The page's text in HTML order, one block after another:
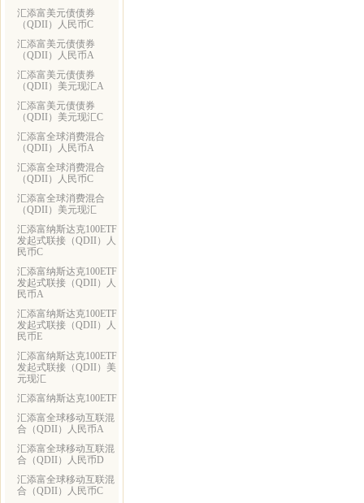
汇添富美元债债券
（QDII）人民币C
汇添富美元债债券
（QDII）人民币A
汇添富美元债债券
（QDII）美元现汇A
汇添富美元债债券
（QDII）美元现汇C
汇添富全球消费混合
（QDII）人民币A
汇添富全球消费混合
（QDII）人民币C
汇添富全球消费混合
（QDII）美元现汇
汇添富纳斯达克100ETF
发起式联接（QDII）人
民币C
汇添富纳斯达克100ETF
发起式联接（QDII）人
民币A
汇添富纳斯达克100ETF
发起式联接（QDII）人
民币E
汇添富纳斯达克100ETF
发起式联接（QDII）美
元现汇
汇添富纳斯达克100ETF
汇添富全球移动互联混
合（QDII）人民币A
汇添富全球移动互联混
合（QDII）人民币D
汇添富全球移动互联混
合（QDII）人民币C